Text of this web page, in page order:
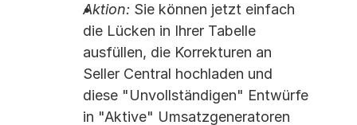
Aktion: Sie können jetzt einfach
die Lücken in Ihrer Tabelle
ausfüllen, die Korrekturen an
Seller Central hochladen und
diese "Unvollständigen" Entwürfe
in "Aktive" Umsatzgeneratoren